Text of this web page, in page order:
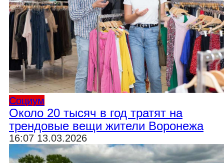
Социум
Около 20 тысяч в год тратят на
трендовые вещи жители Воронежа
16:07 13.03.2026